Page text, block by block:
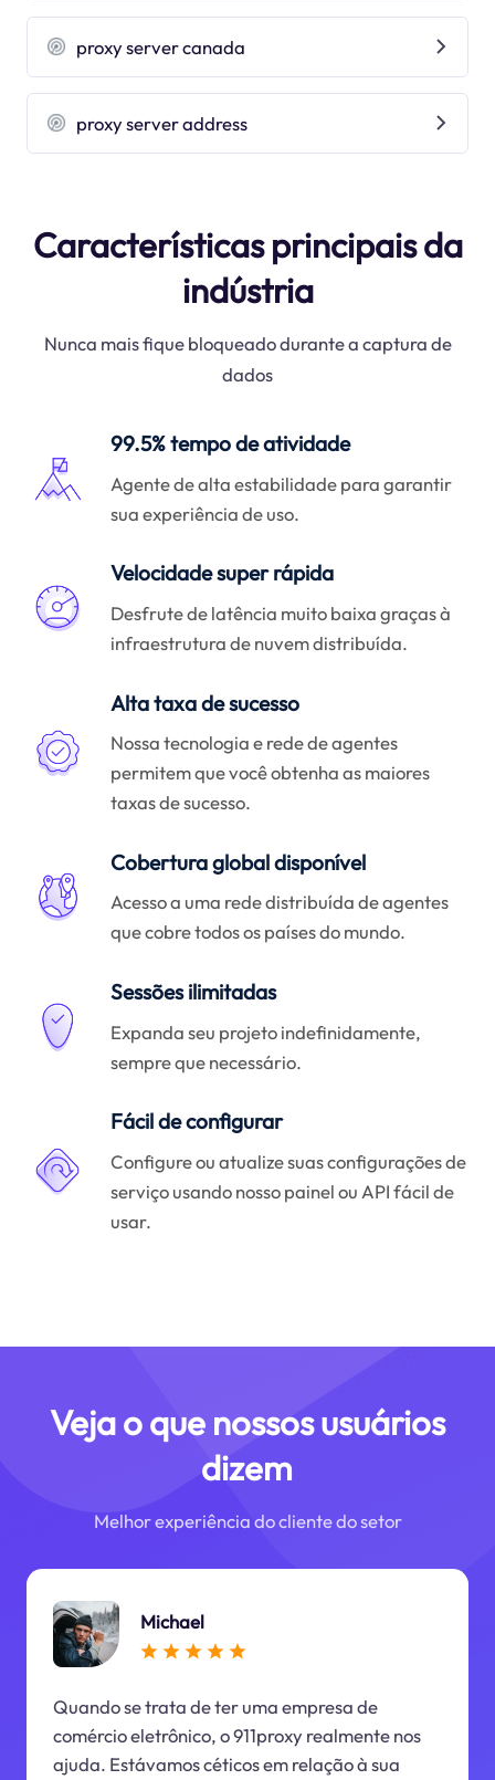
proxy server canada
proxy server address
Características principais da
indústria
Nunca mais fique bloqueado durante a captura de
dados
99.5% tempo de atividade
Agente de alta estabilidade para garantir
sua experiência de uso.
Velocidade super rápida
Desfrute de latência muito baixa graças à
infraestrutura de nuvem distribuída.
Alta taxa de sucesso
Nossa tecnologia e rede de agentes
permitem que você obtenha as maiores
taxas de sucesso.
Cobertura global disponível
Acesso a uma rede distribuída de agentes
que cobre todos os países do mundo.
Sessões ilimitadas
Expanda seu projeto indefinidamente,
sempre que necessário.
Fácil de configurar
Configure ou atualize suas configurações de
serviço usando nosso painel ou API fácil de
usar.
Veja o que nossos usuários
dizem
Melhor experiência do cliente do setor
Michael
Quando se trata de ter uma empresa de
comércio eletrônico, o 911proxy realmente nos
ajuda. Estávamos céticos em relação à sua